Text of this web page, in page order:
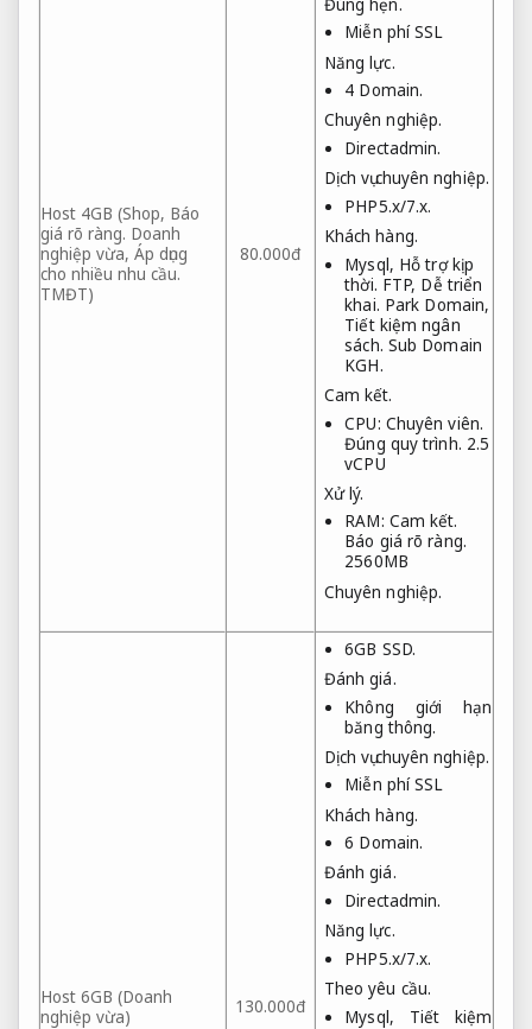
Host 4GB (Shop, Báo
giá rõ ràng. Doanh
nghiệp vừa, Áp dụng
cho nhiều nhu cầu.
TMĐT)
80.000đ
Đúng hẹn.
Miễn phí SSL
Năng lực.
4 Domain.
Chuyên nghiệp.
Directadmin.
Dịch vụ chuyên nghiệp.
PHP5.x/7.x.
Khách hàng.
Mysql, Hỗ trợ kịp
thời. FTP, Dễ triển
khai. Park Domain,
Tiết kiệm ngân
sách. Sub Domain
KGH.
Cam kết.
CPU: Chuyên viên.
Đúng quy trình. 2.5
vCPU
Xử lý.
RAM: Cam kết.
Báo giá rõ ràng.
2560MB
Chuyên nghiệp.
Host 6GB (Doanh
nghiệp vừa)
130.000đ
6GB SSD.
Đánh giá.
Không giới hạn
băng thông.
Dịch vụ chuyên nghiệp.
Miễn phí SSL
Khách hàng.
6 Domain.
Đánh giá.
Directadmin.
Năng lực.
PHP5.x/7.x.
Theo yêu cầu.
Mysql, Tiết kiệm